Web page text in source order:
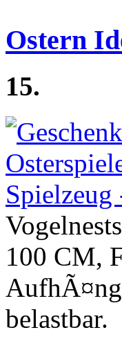
Ostern
15.
100 CM,
belastbar.